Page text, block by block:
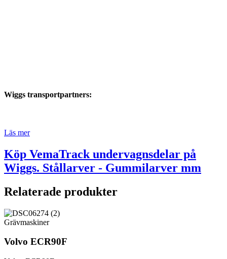
Wiggs transportpartners:
Läs mer
Köp VemaTrack undervagnsdelar på
Wiggs. Stållarver - Gummilarver mm
Relaterade produkter
Grävmaskiner
Volvo ECR90F